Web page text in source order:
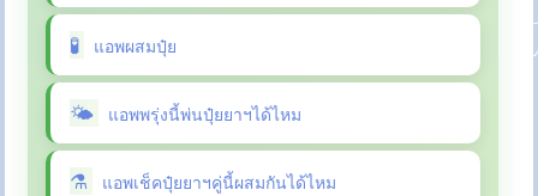
แอพผสมปุ๋ย
แอพพรุ่งนี้พ่นปุ๋ยยาฯได้ไหม
แอพเช็คปุ๋ยยาฯคู่นี้ผสมกันได้ไหม